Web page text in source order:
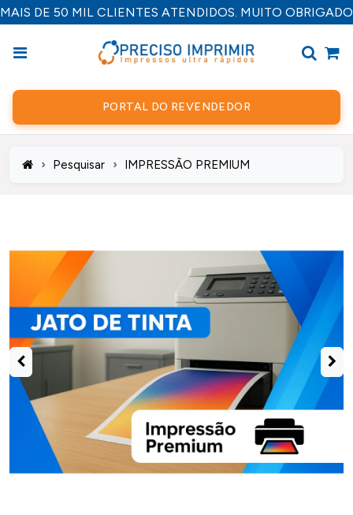
MAIS DE 50 MIL CLIENTES ATENDIDOS. MUITO OBRIGADO
PORTAL DO REVENDEDOR
Pesquisar IMPRESSÃO PREMIUM